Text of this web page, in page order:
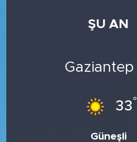
ŞU AN
Gaziantep
33°
Güneşli
MD Prestij Dergisi